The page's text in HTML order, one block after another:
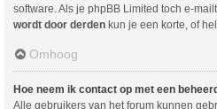
software. Als je phpBB Limited toch e-
wordt door derden kun je een korte, of
Omhoog
Hoe neem ik contact op met een
Alle gebruikers van het forum kunnen